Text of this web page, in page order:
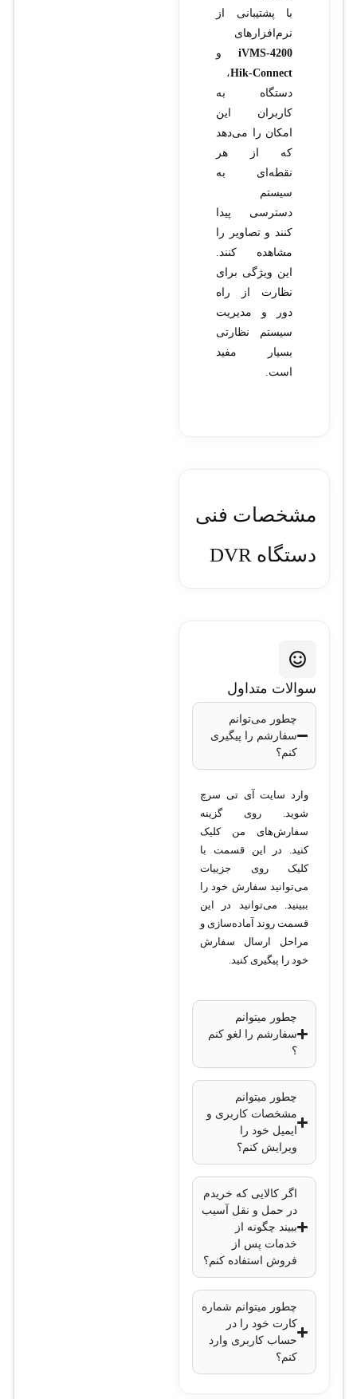
با پشتیبانی از
نرم‌افزارهای
iVMS-4200و
Hik-Connect،
دستگاه به
کاربران این
امکان را می‌دهد
که از هر
نقطه‌ای به
سیستم
دسترسی پیدا
کنند و تصاویر را
مشاهده کنند.
این ویژگی برای
نظارت از راه
دور و مدیریت
سیستم نظارتی
بسیار مفید
است.
مشخصات فنی
دستگاه DVR
7216HQHI-
M2/S
تعداد کانال‌ها
HD و تحت شبکه
رزولوشن ضبط:
حداکثر 4K (8
مگاپیکسل)
فناوری
فشرده‌سازی :
H.265+, H.265,
H.264+
پشتیبانی از 2 هارد
SATA با ظرفیت
برای هر هارد
پورت‌های شبکه
پورت اترنت
10/100/1000
عدد USB 3.0
خروجی تصویر
HDMI (4K) و VGA
128 مگابیت بر ثانیه
پهنای باند خروجی
80 مگابیت بر ثانیه
پشتیبانی از
سوالات متداول
چطور می‌توانم
سفارشم را پیگیری
کنم؟
وارد سایت آی تی سرچ
شوید. روی گزینه
سفارش‌های من کلیک
کنید. در این قسمت با
کلیک روی جزییات
می‌توانید سفارش خود را
ببینید. می‌توانید در این
قسمت روند آماده‌سازی و
مراحل ارسال سفارش
خود را پیگیری کنید.
چطور میتوانم
سفارشم را لغو کنم
؟
چطور میتوانم
مشخصات کاربری و
ایمیل خود را
ویرایش کنم؟
اگر کالایی که خریدم
در حمل و نقل آسیب
ببیند چگونه از
خدمات پس از
فروش استفاده کنم؟
چطور میتوانم شماره
کارت خود را در
حساب کاربری وارد
کنم؟